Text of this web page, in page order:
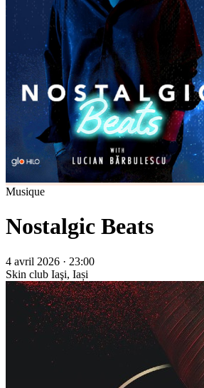
Musique
Nostalgic Beats
4 avril 2026 · 23:00
Skin club Iaşi, Iași